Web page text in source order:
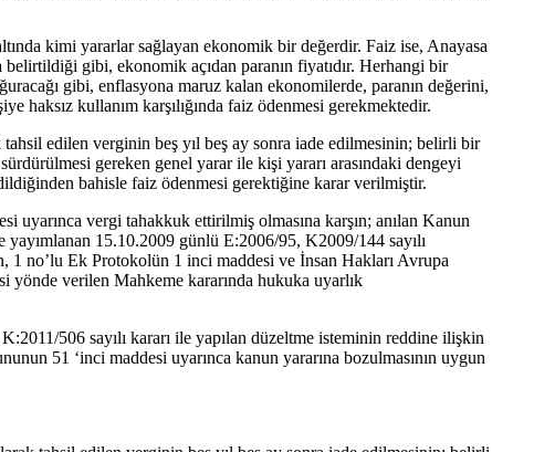
kimi yararlar sağlayan ekonomik bir değerdir. Faiz ise, Anayasa
gibi, ekonomik açıdan paranın fiyatıdır. Herhangi bir
gibi, enflasyona maruz kalan ekonomilerde, paranın değerini,
haksız kullanım karşılığında faiz ödenmesi gerekmektedir.
edilen verginin beş yıl beş ay sonra iade edilmesinin; belirli bir
gereken genel yarar ile kişi yararı arasındaki dengeyi
bahisle faiz ödenmesi gerektiğine karar verilmiştir.
uyarınca vergi tahakkuk ettirilmiş olmasına karşın; anılan Kanun
15.10.2009 günlü E:2006/95, K2009/144 sayılı
1 no’lu Ek Protokolün 1 inci maddesi ve İnsan Hakları Avrupa
yönde verilen Mahkeme kararında hukuka uyarlık
506 sayılı kararı ile yapılan düzeltme isteminin reddine ilişkin
51 ‘inci maddesi uyarınca kanun yararına bozulmasının uygun